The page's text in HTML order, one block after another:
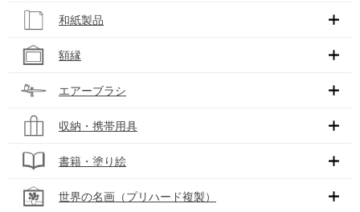
和紙製品
額縁
エアーブラシ
収納・携帯用具
書籍・塗り絵
世界の名画（プリハード複製）